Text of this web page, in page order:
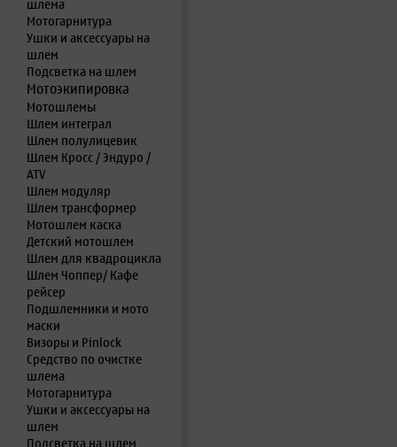
шлема
Мотогарнитура
Ушки и аксессуары на
шлем
Подсветка на шлем
Мотоэкипировка
Мотошлемы
Шлем интеграл
Шлем полулицевик
Шлем Кросс / Эндуро /
ATV
Шлем модуляр
Шлем трансформер
Мотошлем каска
Детский мотошлем
Шлем для квадроцикла
Шлем Чоппер/ Кафе
рейсер
Подшлемники и мото
маски
Визоры и Pinlock
Средство по очистке
шлема
Мотогарнитура
Ушки и аксессуары на
шлем